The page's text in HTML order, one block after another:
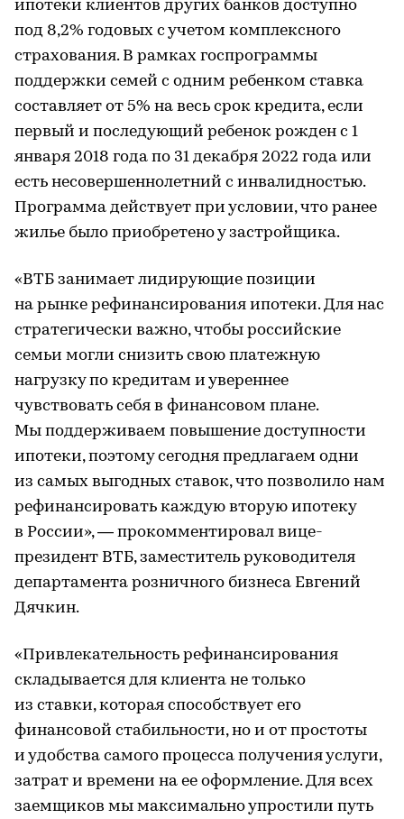
ипотеки клиентов других банков доступно
под 8,2% годовых с учетом комплексного
страхования. В рамках госпрограммы
поддержки семей с одним ребенком ставка
составляет от 5% на весь срок кредита, если
первый и последующий ребенок рожден с 1
января 2018 года по 31 декабря 2022 года или
есть несовершеннолетний с инвалидностью.
Программа действует при условии, что ранее
жилье было приобретено у застройщика.
«ВТБ занимает лидирующие позиции
на рынке рефинансирования ипотеки. Для нас
стратегически важно, чтобы российские
семьи могли снизить свою платежную
нагрузку по кредитам и увереннее
чувствовать себя в финансовом плане.
Мы поддерживаем повышение доступности
ипотеки, поэтому сегодня предлагаем одни
из самых выгодных ставок, что позволило нам
рефинансировать каждую вторую ипотеку
в России», — прокомментировал вице-
президент ВТБ, заместитель руководителя
департамента розничного бизнеса Евгений
Дячкин.
«Привлекательность рефинансирования
складывается для клиента не только
из ставки, которая способствует его
финансовой стабильности, но и от простоты
и удобства самого процесса получения услуги,
затрат и времени на ее оформление. Для всех
заемщиков мы максимально упростили путь